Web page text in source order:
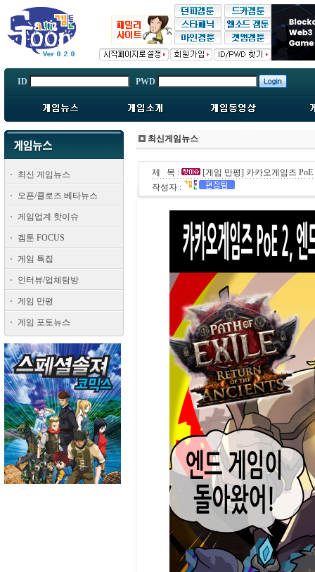
ID PWD
최신 게임뉴스
오픈/클로즈 베타뉴스
게임업계 핫이슈
겜툰 FOCUS
게임 특집
인터뷰/업체탐방
게임 만평
게임 포토뉴스
최신게임뉴스
제 목 :
[게임 만평] 카카오게임즈 PoE
작성자 :